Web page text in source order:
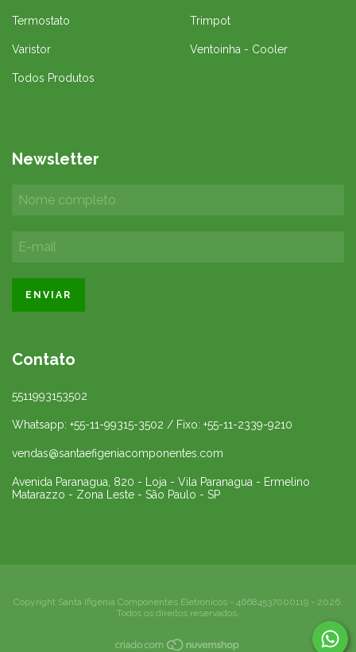
Termostato Trimpot
Varistor Ventoinha - Cooler
Todos Produtos
Newsletter
Contato
5511993153502
Whatsapp: +55-11-99315-3502 / Fixo: +55-11-2339-9210
vendas@santaefigeniacomponentes.com
Avenida Paranagua, 820 - Loja - Vila Paranagua - Ermelino
Matarazzo - Zona Leste - São Paulo - SP
Copyright Santa Ifigenia Componentes Eletronicos - 46684537000119 - 2026.
Todos os direitos reservados.